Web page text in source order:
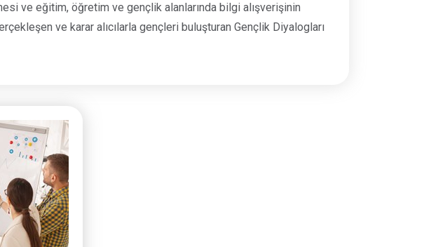
ve eğitim, öğretim ve gençlik alanlarında bilgi alışverişinin
ve karar alıcılarla gençleri buluşturan Gençlik Diyalogları